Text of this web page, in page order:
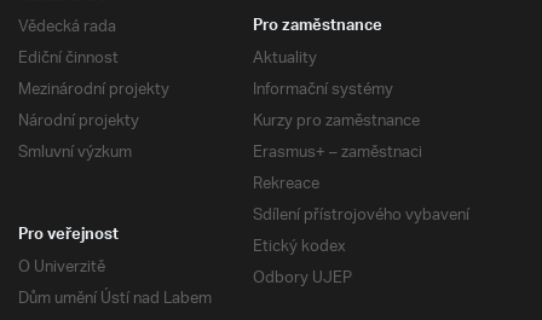
Vědecká rada
Ediční činnost
Mezinárodní projekty
Národní projekty
Smluvní výzkum
Pro zaměstnance
Aktuality
Informační systémy
Kurzy pro zaměstnance
Erasmus+ – zaměstnaci
Rekreace
Sdílení přístrojového vybavení
Etický kodex
Odbory UJEP
Pro veřejnost
O Univerzitě
Dům umění Ústí nad Labem